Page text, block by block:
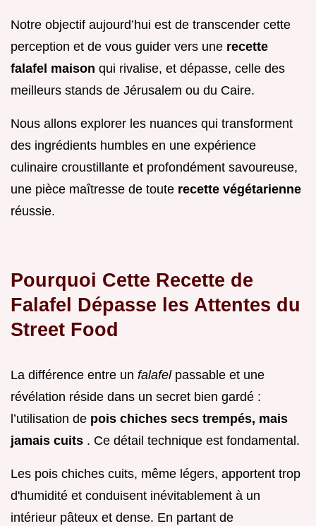
Notre objectif aujourd’hui est de transcender cette
perception et de vous guider vers une recette
falafel maison qui rivalise, et dépasse, celle des
meilleurs stands de Jérusalem ou du Caire.
Nous allons explorer les nuances qui transforment
des ingrédients humbles en une expérience
culinaire croustillante et profondément savoureuse,
une pièce maîtresse de toute recette végétarienne
réussie.
Pourquoi Cette Recette de
Falafel Dépasse les Attentes du
Street Food
La différence entre un falafel passable et une
révélation réside dans un secret bien gardé :
l’utilisation de pois chiches secs trempés, mais
jamais cuits . Ce détail technique est fondamental.
Les pois chiches cuits, même légers, apportent trop
d'humidité et conduisent inévitablement à un
intérieur pâteux et dense. En partant de